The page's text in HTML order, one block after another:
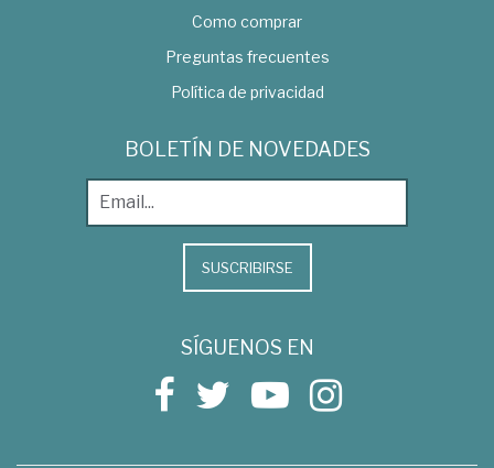
Como comprar
Preguntas frecuentes
Política de privacidad
BOLETÍN DE NOVEDADES
SUSCRIBIRSE
SÍGUENOS EN